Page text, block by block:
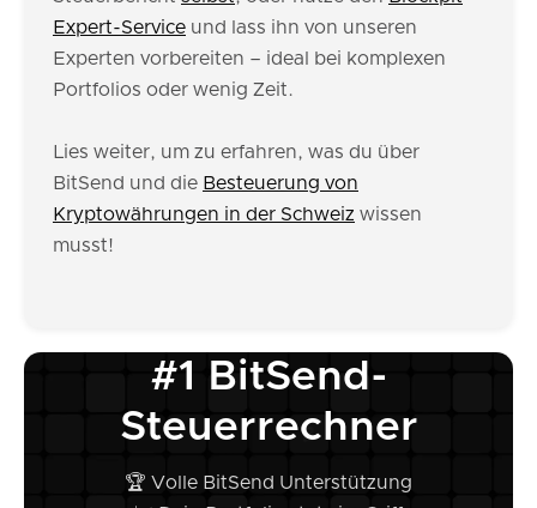
Expert-Service und lass ihn von unseren
Experten vorbereiten – ideal bei komplexen
Portfolios oder wenig Zeit.
Lies weiter, um zu erfahren, was du über
BitSend und die Besteuerung von
Kryptowährungen in der Schweiz wissen
musst!
#1 BitSend-
Steuerrechner
🏆 Volle BitSend Unterstützung